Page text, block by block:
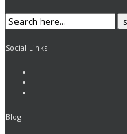
Social Links
Blog